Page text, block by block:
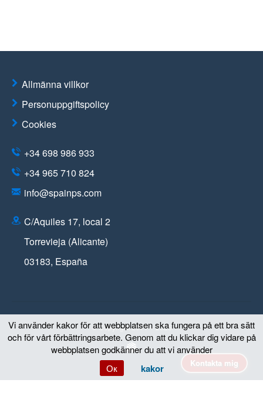
Allmänna villkor
Personuppgiftspolicy
Cookies
+34 698 986 933
+34 965 710 824
info@spainps.com
C/Aquiles 17, local 2
Torrevieja (Alicante)
03183, España
© Copyright 2011 – 2026
Vi använder kakor för att webbplatsen ska fungera på ett bra sätt
och för vårt förbättringsarbete. Genom att du klickar dig vidare på
webbplatsen godkänner du att vi använder
Ок
kakor Kontakta mig